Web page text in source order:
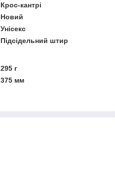
Крос-кантрі
Новий
Унісекс
Підсідельний штир
295 г
375 мм